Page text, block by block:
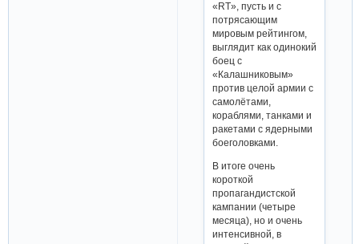
«RT», пусть и с
потрясающим
мировым рейтингом,
выглядит как одинокий
боец с
«Калашниковым»
против целой армии с
самолётами,
кораблями, танками и
ракетами с ядерными
боеголовками.
В итоге очень
короткой
пропагандистской
кампании (четыре
месяца), но и очень
интенсивной, в